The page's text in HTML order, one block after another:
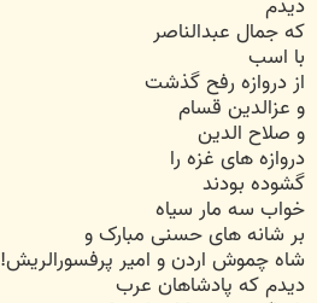
که جمال عبدالناصر
با اسب
از دروازه رفح گذشت
و عزالدین قسام
و صلاح الدین
دروازه های غزه را
گشوده بودند
خواب سه مار سیاه
بر شانه های حسنی مبارک و
شاه چموش اردن و امیر پرفسورالریش!
دیدم که پادشاهان عرب